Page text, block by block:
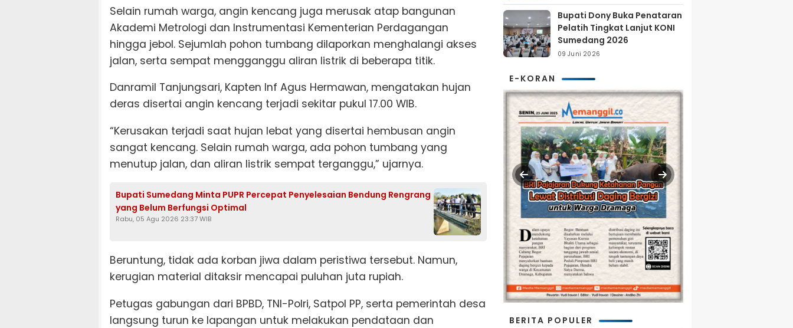
Selain rumah warga, angin kencang juga merusak atap bangunan
Akademi Metrologi dan Instrumentasi Kementerian Perdagangan
hingga jebol. Sejumlah pohon tumbang dilaporkan menghalangi akses
jalan, serta sempat mengganggu aliran listrik di beberapa titik.
Danramil Tanjungsari, Kapten Inf Agus Hermawan, mengatakan hujan
deras disertai angin kencang terjadi sekitar pukul 17.00 WIB.
“Kerusakan terjadi saat hujan lebat yang disertai hembusan angin
sangat kencang. Selain rumah warga, ada pohon tumbang yang
menutup jalan, dan aliran listrik sempat terganggu,” ujarnya.
Bupati Sumedang Minta PUPR Percepat Penyelesaian Bendung Rengrang
yang Belum Berfungsi Optimal
Rabu, 05 Agu 2026 23:37 WIB
Beruntung, tidak ada korban jiwa dalam peristiwa tersebut. Namun,
kerugian material ditaksir mencapai puluhan juta rupiah.
Petugas gabungan dari BPBD, TNI-Polri, Satpol PP, serta pemerintah desa
langsung turun ke lapangan untuk melakukan pendataan dan
Bupati Dony Buka Penataran
Pelatih Tingkat Lanjut KONI
Sumedang 2026
09 Juni 2026
E-KORAN
BERITA POPULER